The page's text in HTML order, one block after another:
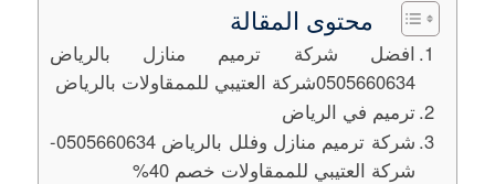
محتوى المقالة
افضل شركة ترميم منازل بالرياض
0505660634شركة العتيبي للممقاولات بالرياض
ترميم في الرياض
شركة ترميم منازل وفلل بالرياض 0505660634-
شركة العتيبي للممقاولات خصم 40%